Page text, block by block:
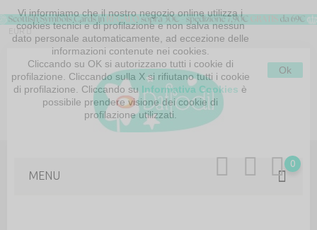
EUR
MENU
0
Vi informiamo che il nostro negozio online utilizza i
cookies tecnici e di profilazione e non salva nessun
dato personale automaticamente, ad eccezione delle
informazioni contenute nei cookies.
Cliccando su OK si autorizzano tutti i cookie di
profilazione. Cliccando sulla X si rifiutano tutti i cookie
di profilazione. Cliccando su Informativa Cookies è
possibile prendere visione dei cookie di
profilazione utilizzati.
Ok